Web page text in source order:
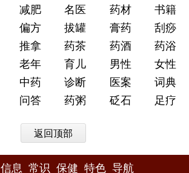
减肥 名医 药材
书籍
偏方 拔罐 膏药
刮痧
推拿 药茶 药酒
药浴
老年 育儿 男性
女性
中药 诊断 医案
词典
问答 药粥 砭石 足疗
返回顶部
信息 常识 保健 特色 导航